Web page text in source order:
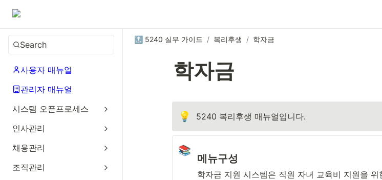
Search
사용자 매뉴얼
관리자 매뉴얼
시스템 오픈프로세스
인사관리
채용관리
조직관리
🔝 5240 실무 가이드 / 복리후생 / 학자금
학자금
💡 5240 복리후생 매뉴얼입니다.
📚
메뉴구성
학자금 지원 시스템은 직원 자녀 교육비 지원을 위